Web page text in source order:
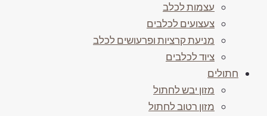
עצמות לכלב
צעצועים לכלבים
מניעת קרציות ופרעושים לכלב
ציוד לכלבים
חתולים
מזון יבש לחתול
מזון רטוב לחתול